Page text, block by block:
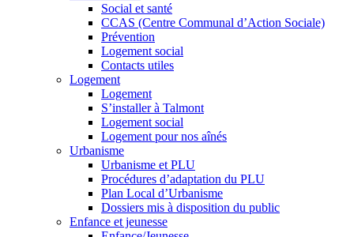
Social et santé
CCAS (Centre Communal d’Action Sociale)
Prévention
Logement social
Contacts utiles
Logement
Logement
S’installer à Talmont
Logement social
Logement pour nos aînés
Urbanisme
Urbanisme et PLU
Procédures d’adaptation du PLU
Plan Local d’Urbanisme
Dossiers mis à disposition du public
Enfance et jeunesse